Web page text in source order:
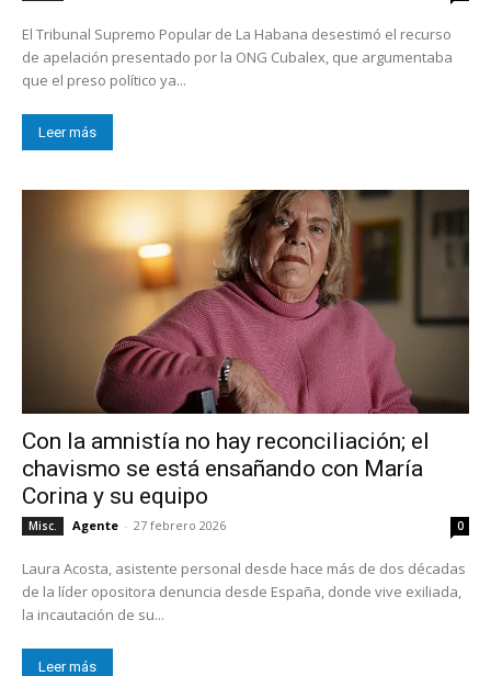
El Tribunal Supremo Popular de La Habana desestimó el recurso
de apelación presentado por la ONG Cubalex, que argumentaba
que el preso político ya...
Leer más
Con la amnistía no hay reconciliación; el
chavismo se está ensañando con María
Corina y su equipo
Misc. Agente - 27 febrero 2026 0
Laura Acosta, asistente personal desde hace más de dos décadas
de la líder opositora denuncia desde España, donde vive exiliada,
la incautación de su...
Leer más